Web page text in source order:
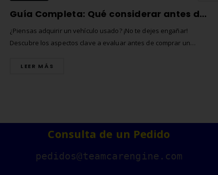
Guía Completa: Qué considerar antes de comprar un coche de segunda mano
¿Piensas adquirir un vehículo usado? ¡No te dejes engañar!
Descubre los aspectos clave a evaluar antes de comprar un
LEER MÁS
Comprar matrículas a
propio equipo de fabricación
Matrícula Acrílica para
Normativa DGT 2026
Consulta de un Pedido
pedidos@teamcarengine.com